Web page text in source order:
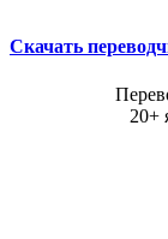
Скачать
20+